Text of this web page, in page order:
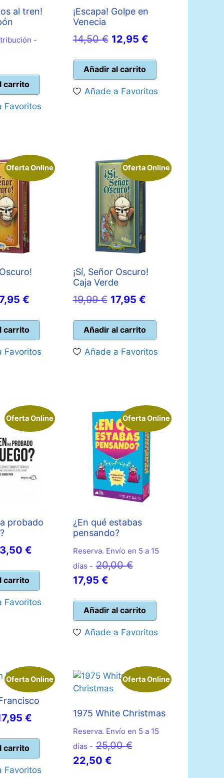
al tren!
-
carrito
Favoritos
¡Escapa! Golpe en
Venecia
14,50€ El
original
era:
14,50 €.
12,95 €El
es:
12,95 €.
Añadir al carrito
Añade a Favoritos
Oferta Online
€.
€
actual
es:
17,95 €.
carrito
Favoritos
Oferta Online
¡Sí, Señor Oscuro!
Caja Verde
19,99€ El
original
era:
19,99 €.
17,95 €El
actual
es:
17,95 €.
Añadir al carrito
Añade a Favoritos
Oferta Online
probado
€.
€
es:
13,50 €.
carrito
Favoritos
Oferta Online
¿En qué estabas
pensando?
Reserva. Envío en 5 a 15
días - 20,00€El
era:
20,00 €.
17,95 €El
actual
es:
17,95 €.
Añadir al carrito
Añade a Favoritos
Oferta Online
€
es:
carrito
Favoritos
Oferta Online
1975 White Christmas
Reserva. Envío en 5 a 15
días - 25,00€El
22,50 €El